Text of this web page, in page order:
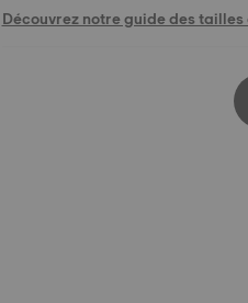
Découvrez notre guide des